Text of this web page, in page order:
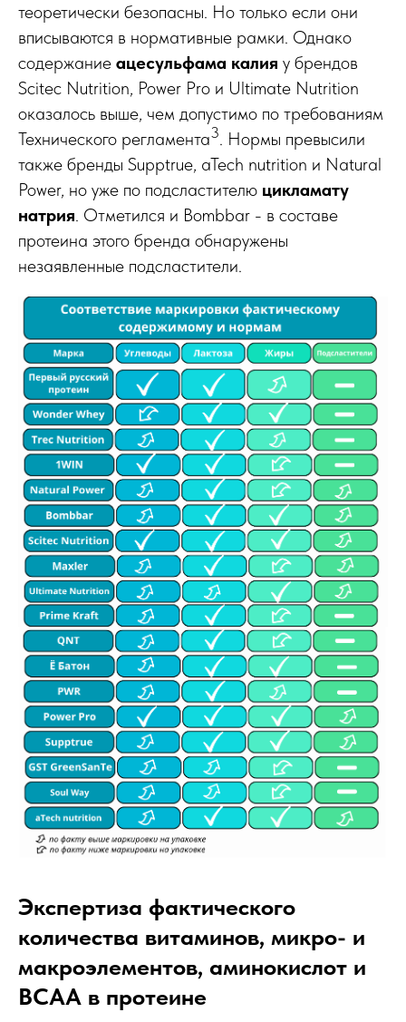
теоретически безопасны. Но только если они
вписываются в нормативные рамки. Однако
содержание ацесульфама калия у брендов
Scitec Nutrition, Power Pro и Ultimate Nutrition
оказалось выше, чем допустимо по требованиям
Технического регламента3. Нормы превысили
также бренды Supptrue, aTech nutrition и Natural
Power, но уже по подсластителю цикламату
натрия. Отметился и Bombbar - в составе
протеина этого бренда обнаружены
незаявленные подсластители.
Экспертиза фактического
количества витаминов, микро- и
макроэлементов, аминокислот и
ВСАА в протеине